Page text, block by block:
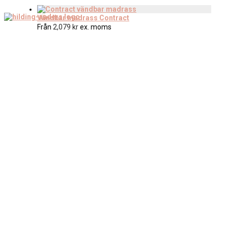
Vändbar madrass Contract
Från 2,079 krex. moms